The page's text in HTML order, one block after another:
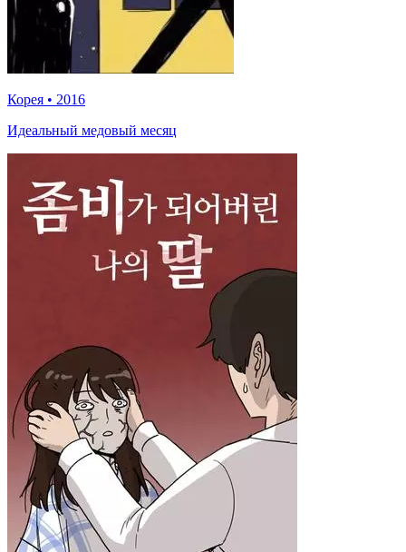
Корея • 2016
Идеальный медовый месяц